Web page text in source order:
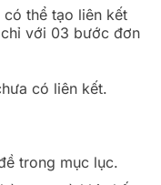
thể tạo liên kết
với 03 bước đơn
có liên kết.
trong mục lục.